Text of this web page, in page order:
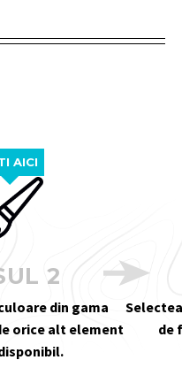
AICI
2
din gama
orice alt element
de